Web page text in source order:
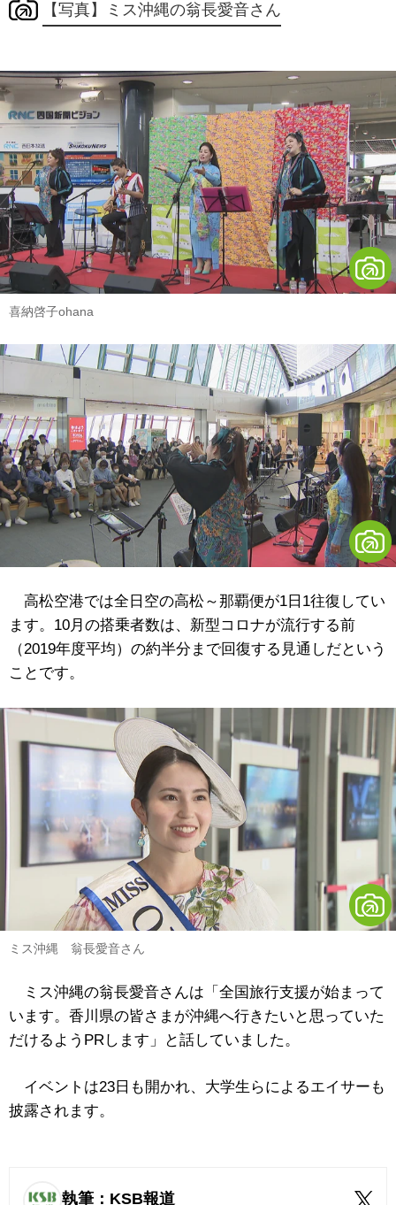
【写真】ミス沖縄の翁長愛音さん
喜納啓子ohana
高松空港では全日空の高松～那覇便が1日1往復してい
ます。10月の搭乗者数は、新型コロナが流行する前
（2019年度平均）の約半分まで回復する見通しだという
ことです。
ミス沖縄 翁長愛音さん
ミス沖縄の翁長愛音さんは「全国旅行支援が始まって
います。香川県の皆さまが沖縄へ行きたいと思っていた
だけるようPRします」と話していました。
イベントは23日も開かれ、大学生らによるエイサーも
披露されます。
執筆：KSB報道